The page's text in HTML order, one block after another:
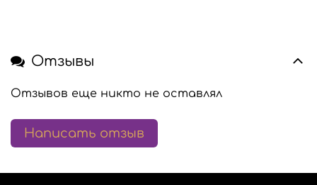
Отзывы
Отзывов еще никто не оставлял
Написать отзыв